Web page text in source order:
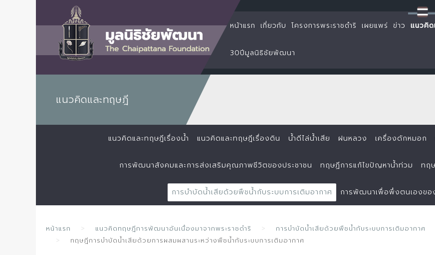
หน้าแรก เกี่ยวกับ โครงการพระราชดำริ เผยแพร่ ข่าว แนวคิ
30ปีมูลนิธิชัยพัฒนา
TH
แนวคิดและทฤษฎี
แนวคิดและทฤษฎีเรื่องน้ำ แนวคิดและทฤษฎีเรื่องดิน น้ำดีไล่น้ำเสีย ฝนหลวง เครื่องดักหมอก
การพัฒนาสังคมและการส่งเสริมคุณภาพชีวิตของประชาชน ทฤษฏีการแก้ไขปัญหาน้ำท่วม ทฤ
การบำบัดน้ำเสียด้วยพืชน้ำกับระบบการเติมอากาศ การพัฒนาเพื่อพึ่งตนเองขอ
หน้าแรก แนวคิดทฤษฎีการพัฒนาอันเนื่องมาจากพระราชดำริ
การบำบัดน้ำเสียด้วยพืชน้ำกับระบบการเติมอากาศ
ทฤษฎีการบำบัดน้ำเสียด้วยการผสมผสานระหว่างพืชน้ำกับระบบการเติมอากาศ